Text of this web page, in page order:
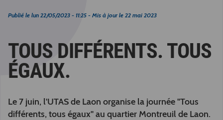
Publié le lun 22/05/2023 - 11:25 - Mis à jour le 22 mai 2023
TOUS DIFFÉRENTS. TOUS
ÉGAUX.
Le 7 juin, l'UTAS de Laon organise la journée "Tous
différents, tous égaux" au quartier Montreuil de Laon.